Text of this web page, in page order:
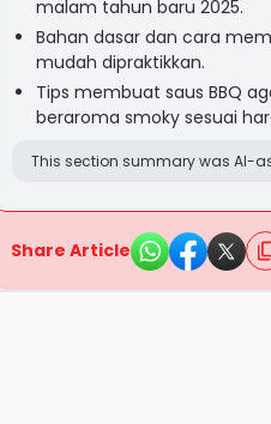
malam tahun baru 2025.
Bahan dasar dan cara
mudah dipraktikkan.
Tips membuat saus BBQ
beraroma smoky sesuai
This section summary was AI-
Share Article